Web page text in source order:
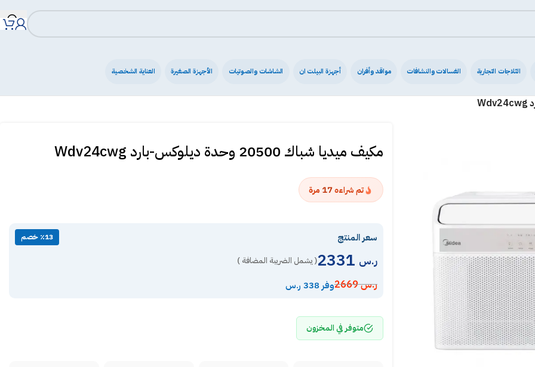
الثلاجات التجارية الغسالات والنشافات مواقد وأفران أجهزة البيلت ان الشاشات والصوتيات الأجهزة الصغيرة العناية الشخصية
مكيف ميديا شباك 20500 وحدة ديلوكس-بارد Wdv24cwg
تم شراءه17 مرة
سعر المنتج ٪13 خصم
ر.س ( يشمل الضريبة المضافة )
ر.س2669 وفر 338 ر.س
متوفر في المخزون